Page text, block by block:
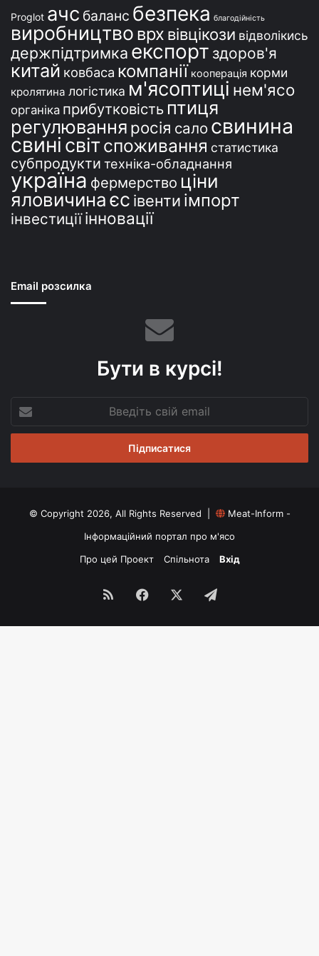
Proglot ачс баланс безпека благодійність
виробництво врх вівцікози відволікись
держпідтримка експорт здоров'я
китай ковбаса компанії кооперація корми
кролятина логістика м'ясоптиці нем'ясо
органіка прибутковість птиця
регулювання росія сало свинина
свині світспоживання статистика
субпродукти техніка-обладнання
україна фермерство ціни
яловичинаєс івенти імпорт
інвестиції інновації
Email розсилка
Бути в курсі!
свій
email
© Copyright 2026, All Rights Reserved |
Meat-Inform -
Інформаційний портал про м'ясо
Про цей Проект
Спільнота Вхід
RSS Facebook